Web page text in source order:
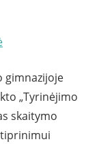
gimnazijoje
„Tyrinėjimo
skaitymo